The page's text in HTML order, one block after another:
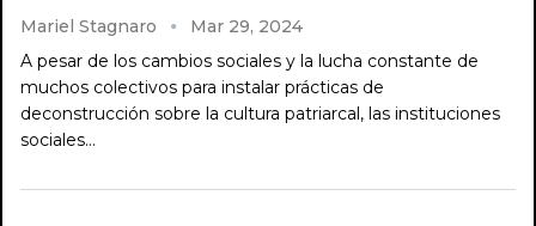
Mariel Stagnaro
Mar 29, 2024
A pesar de los cambios sociales y la lucha constante de
muchos colectivos para instalar prácticas de
deconstrucción sobre la cultura patriarcal, las instituciones
sociales…